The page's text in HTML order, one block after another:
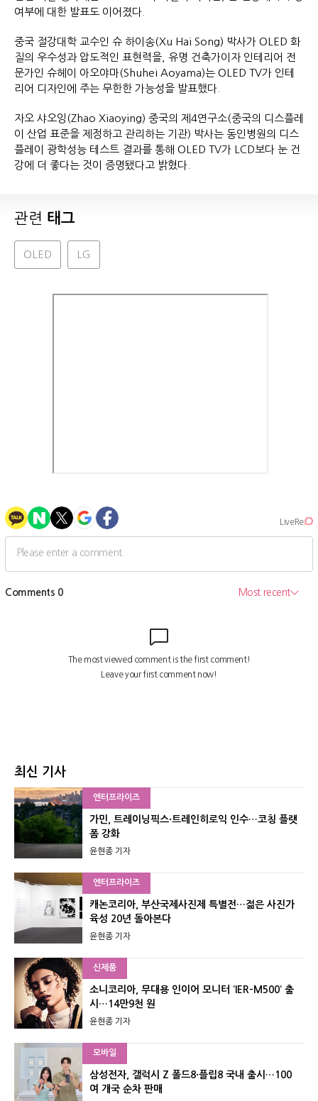
여부에 대한 발표도 이어졌다.
중국 절강대학 교수인 슈 하이송(Xu Hai Song) 박사가 OLED 화
질의 우수성과 압도적인 표현력을, 유명 건축가이자 인테리어 전
문가인 슈헤이 아오야마(Shuhei Aoyama)는 OLED TV가 인테
리어 디자인에 주는 무한한 가능성을 발표했다.
자오 샤오잉(Zhao Xiaoying) 중국의 제4연구소(중국의 디스플레
이 산업 표준을 제정하고 관리하는 기관) 박사는 동인병원의 디스
플레이 광학성능 테스트 결과를 통해 OLED TV가 LCD보다 눈 건
강에 더 좋다는 것이 증명됐다고 밝혔다.
관련 태그
OLED LG
최신 기사
엔터프라이즈
가민, 트레이닝픽스·트레인히로익 인수…코칭 플랫
폼 강화
윤현종 기자
엔터프라이즈
캐논코리아, 부산국제사진제 특별전…젊은 사진가
육성 20년 돌아본다
윤현종 기자
신제품
소니코리아, 무대용 인이어 모니터 ‘IER-M500’ 출
시…14만9천 원
윤현종 기자
모바일
삼성전자, 갤럭시 Z 폴드8·플립8 국내 출시…100
여 개국 순차 판매